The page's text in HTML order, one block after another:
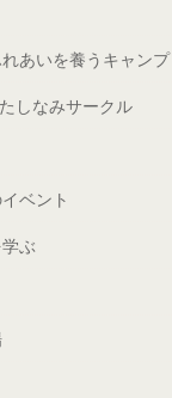
あいを養うキャンプ
しなみサークル
ベント
ぶ